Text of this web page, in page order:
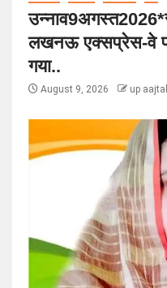
लखनऊ एक्सप्रेस-वे
गया..
August 9, 2026 up